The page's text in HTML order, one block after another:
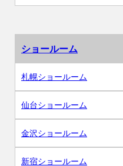
ショールーム
札幌ショールーム
仙台ショールーム
金沢ショールーム
新宿ショールーム